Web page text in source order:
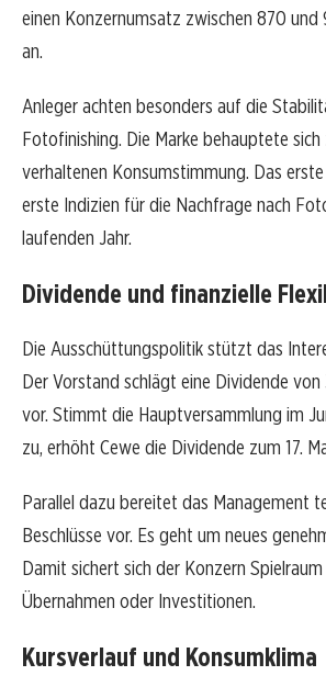
einen Konzernumsatz zwischen 870 und
an.
Anleger achten besonders auf die
Fotofinishing. Die Marke behauptete
verhaltenen Konsumstimmung. Das
erste Indizien für die Nachfrage nach
laufenden Jahr.
Dividende und finanzielle
Die Ausschüttungspolitik stützt das
Der Vorstand schlägt eine Dividende
vor. Stimmt die Hauptversammlung im
zu, erhöht Cewe die Dividende zum 17.
Parallel dazu bereitet das Management
Beschlüsse vor. Es geht um neues
Damit sichert sich der Konzern
Übernahmen oder Investitionen.
Kursverlauf und Konsumklima